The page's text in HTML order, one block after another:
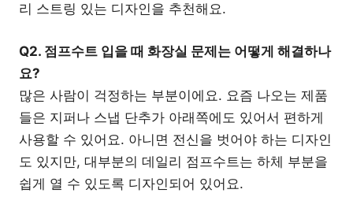
리 스트링 있는 디자인을 추천해요.
Q2. 점프수트 입을 때 화장실 문제는 어떻게 해결하나
요?
많은 사람이 걱정하는 부분이에요. 요즘 나오는 제품
들은 지퍼나 스냅 단추가 아래쪽에도 있어서 편하게
사용할 수 있어요. 아니면 전신을 벗어야 하는 디자인
도 있지만, 대부분의 데일리 점프수트는 하체 부분을
쉽게 열 수 있도록 디자인되어 있어요.